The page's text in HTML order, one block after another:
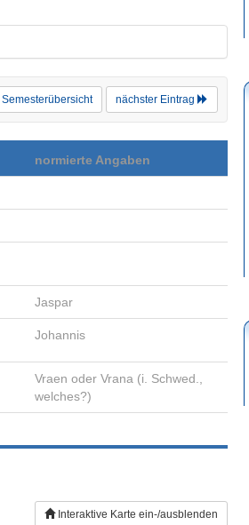
Semesterübersicht nächster Eintrag
normierte Angaben
Jaspar
Johannis
Vraen oder Vrana (i. Schwed.,
welches?)
Interaktive Karte ein-/ausblenden